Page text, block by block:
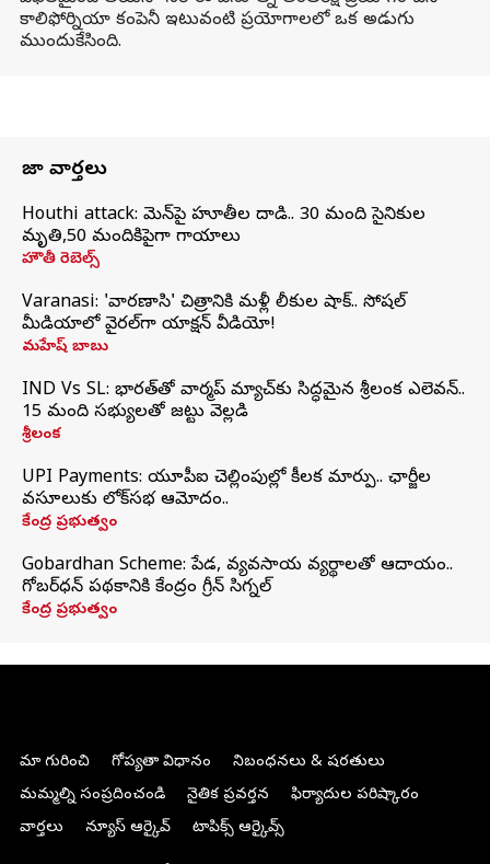
కాలిఫోర్నియా కంపెనీ ఇటువంటి ప్రయోగాలలో ఒక అడుగు
ముందుకేసింది.
తాజా వార్తలు
Houthi attack: యెమెన్‌పై హూతీల దాడి.. 30 మంది సైనికుల
మృతి,50 మందికిపైగా గాయాలు
హౌతీ రెబెల్స్
Varanasi: 'వారణాసి' చిత్రానికి మళ్లీ లీకుల షాక్.. సోషల్
మీడియాలో వైరల్‌గా యాక్షన్ వీడియో!
మహేష్ బాబు
IND Vs SL: భారత్‌తో వార్మప్‌ మ్యాచ్‌కు సిద్ధమైన శ్రీలంక ఎలెవన్..
15 మంది సభ్యులతో జట్టు వెల్లడి
శ్రీలంక
UPI Payments: యూపీఐ చెల్లింపుల్లో కీలక మార్పు.. ఛార్జీల
వసూలుకు లోక్‌సభ ఆమోదం..
కేంద్ర ప్రభుత్వం
Gobardhan Scheme: పేడ, వ్యవసాయ వ్యర్థాలతో ఆదాయం..
గోబర్‌ధన్ పథకానికి కేంద్రం గ్రీన్ సిగ్నల్
కేంద్ర ప్రభుత్వం
మా గురించి గోప్యతా విధానం
నిబంధనలు & షరతులు
మమ్మల్ని సంప్రదించండి
నైతిక ప్రవర్తన
ఫిర్యాదుల పరిష్కారం
వార్తలు
న్యూస్ ఆర్కైవ్ టాపిక్స్ ఆర్కైవ్స్